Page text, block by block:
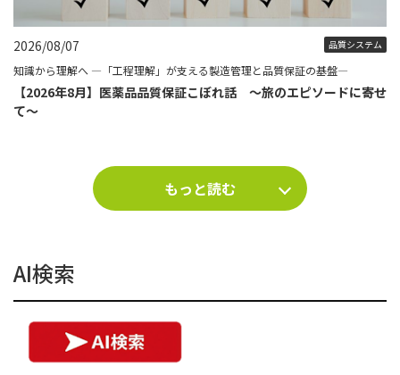
2026/08/07 品質システム
知識から理解へ ―「工程理解」が支える製造管理と品質保証の基盤―
【2026年8月】医薬品品質保証こぼれ話 ～旅のエピソードに寄せ
て～
もっと読む
AI検索